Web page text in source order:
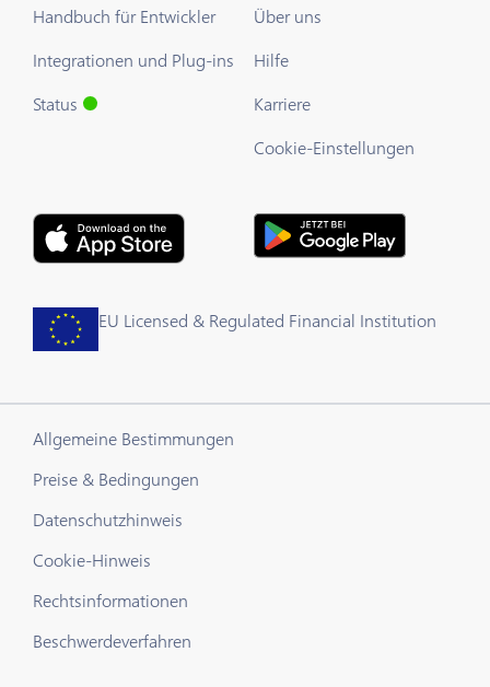
Handbuch für Entwickler
Integrationen und Plug-ins
Status
Über uns
Hilfe
Karriere
Cookie-Einstellungen
EU Licensed & Regulated Financial Institution
Allgemeine Bestimmungen
Preise & Bedingungen
Datenschutzhinweis
Cookie-Hinweis
Rechtsinformationen
Beschwerdeverfahren